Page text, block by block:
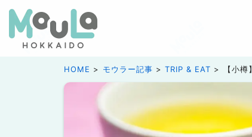
HOME モウラー記事 TRIP & EAT 【小